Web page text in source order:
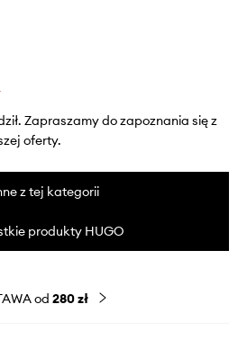
Zapraszamy do zapoznania się z
oferty.
z tej kategorii
produkty HUGO
od 280 zł